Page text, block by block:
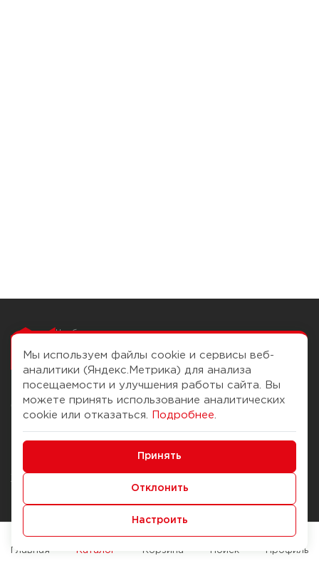
Чтобы вам легко
О компании
История Компании
Журнал
Наши марки
Брендирование
Помощь
Доставка и оплата
Способы оплаты
Служба контроля качества
Мы используем файлы cookie и сервисы веб-
аналитики (Яндекс.Метрика) для анализа
посещаемости и улучшения работы сайта. Вы
можете принять использование аналитических
cookie или отказаться.
Подробнее
Принять
Отклонить
Настроить
Главная Каталог Корзина Поиск Профиль